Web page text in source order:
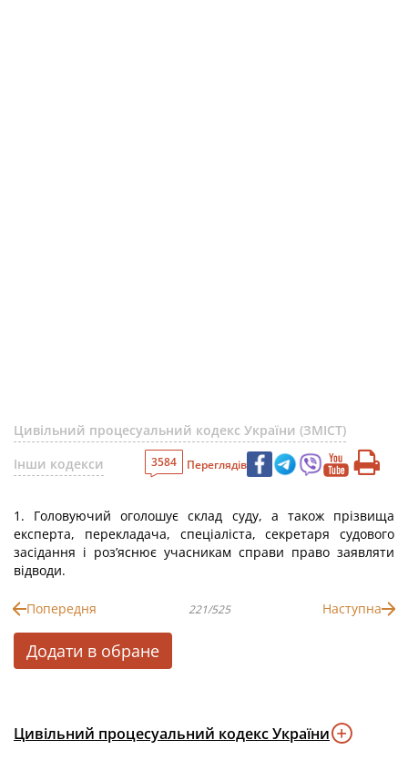
Цивільний процесуальний кодекс України (ЗМІСТ)
Інши кодекси
3584 Переглядів
1. Головуючий оголошує склад суду, а також прізвища
експерта, перекладача, спеціаліста, секретаря судового
засідання і роз’яснює учасникам справи право заявляти
відводи.
Попередня 221/525 Наступна
Додати в обране
Цивільний процесуальний кодекс України